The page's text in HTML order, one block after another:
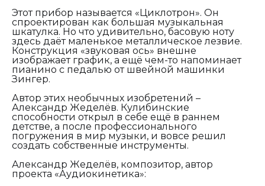
Этот прибор называется «Циклотрон». Он
спроектирован как большая музыкальная
шкатулка. Но что удивительно, басовую ноту
здесь даёт маленькое металлическое лезвие.
Конструкция «звуковая ось» внешне
изображает график, а ещё чем-то напоминает
пианино с педалью от швейной машинки
Зингер.
Автор этих необычных изобретений –
Александр Жеделёв. Кулибинские
способности открыл в себе ещё в раннем
детстве, а после профессионального
погружения в мир музыки, и вовсе решил
создать собственные инструменты.
Александр Жеделёв, композитор, автор
проекта «Аудиокинетика»: